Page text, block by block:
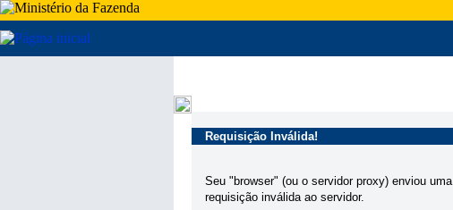
Requisição Inválida!
Seu "browser" (ou o servidor proxy) enviou uma
requisição inválida ao servidor.